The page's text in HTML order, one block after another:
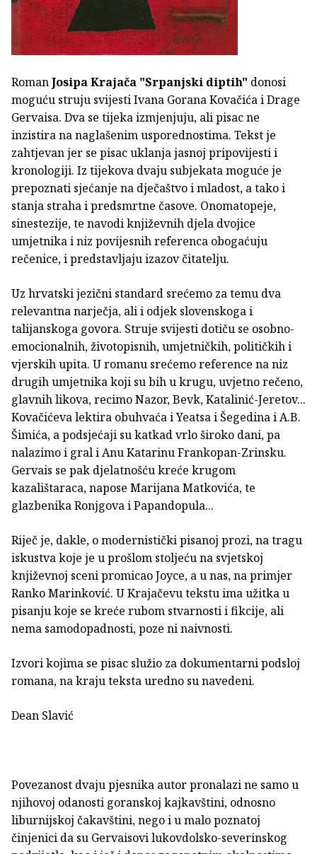
RomanJosipa Krajača "Srpanjski diptih" donosi
moguću struju svijesti Ivana Gorana Kovačića i Drage
Gervaisa. Dva se tijeka izmjenjuju, ali pisac ne
inzistira na naglašenim usporednostima. Tekst je
zahtjevan jer se pisac uklanja jasnoj pripovijesti i
kronologiji. Iz tijekova dvaju subjekata moguće je
prepoznati sjećanje na dječaštvo i mladost, a tako i
stanja straha i predsmrtne časove. Onomatopeje,
sinestezije, te navodi književnih djela dvojice
umjetnika i niz povijesnih referenca obogaćuju
rečenice, i predstavljaju izazov čitatelju.
Uz hrvatski jezični standard srećemo za temu dva
relevantna narječja, ali i odjek slovenskoga i
talijanskoga govora. Struje svijesti dotiču se osobno-
emocionalnih, životopisnih, umjetničkih, političkih i
vjerskih upita. U romanu srećemo reference na niz
drugih umjetnika koji su bih u krugu, uvjetno rečeno,
glavnih likova, recimo Nazor, Bevk, Katalinić-Jeretov...
Kovačićeva lektira obuhvaća i Yeatsa i Šegedina i A.B.
Šimića, a podsjećaji su katkad vrlo široko dani, pa
nalazimo i gral i Anu Katarinu Frankopan-Zrinsku.
Gervais se pak djelatnošću kreće krugom
kazalištaraca, napose Marijana Matkovića, te
glazbenika Ronjgova i Papandopula...
Riječ je, dakle, o modernistički pisanoj prozi, na tragu
iskustva koje je u prošlom stoljeću na svjetskoj
književnoj sceni promicao Joyce, a u nas, na primjer
Ranko Marinković. U Krajačevu tekstu ima užitka u
pisanju koje se kreće rubom stvarnosti i fikcije, ali
nema samodopadnosti, poze ni naivnosti.
Izvori kojima se pisac služio za dokumentarni podsloj
romana, na kraju teksta uredno su navedeni.
Dean Slavić
Povezanost dvaju pjesnika autor pronalazi ne samo u
njihovoj odanosti goranskoj kajkavštini, odnosno
liburnijskoj čakavštini, nego i u malo poznatoj
činjenici da su Gervaisovi lukovdolsko-severinskog